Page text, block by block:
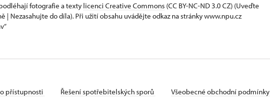
fotografie a texty licenci Creative Commons (CC BY-NC-ND 3.0 CZ) (Uveďte
| Nezasahujte do díla). Při užití obsahu uvádějte odkaz na stránky www.npu.cz
přístupnosti Řešení spotřebitelských sporů Všeobecné obchodní podmínky